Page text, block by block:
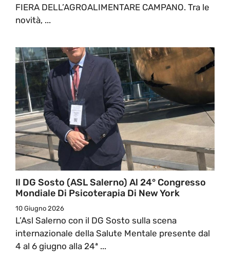
FIERA DELL’AGROALIMENTARE CAMPANO. Tra le
novità, ...
Il DG Sosto (ASL Salerno) Al 24° Congresso
Mondiale Di Psicoterapia Di New York
10 Giugno 2026
L’Asl Salerno con il DG Sosto sulla scena
internazionale della Salute Mentale presente dal
4 al 6 giugno alla 24ª ...